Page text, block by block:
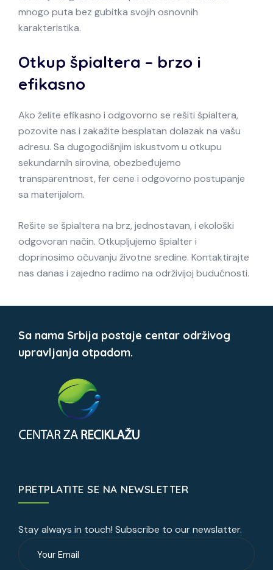
mnogo puta bez gubitka svojih osnovnih
karakteristika.
Otkup špialtera – brzo i
efikasno
Ako želite efikasno i odgovorno se rešiti špialtera,
pozovite nas i zakažite besplatan dolazak na vašu
adresu. Sa dugogodišnjim iskustvom u otkupu
sekundarnih sirovina, obezbeđujemo
transparentnost, fer cene i odgovorno postupanje
sa materijalom.
Rešite se špialtera na brz, jednostavan, i ekološki
odgovoran način. Otkupljujemo špialter i
doprinosimo očuvanju životne sredine. Kontaktirajte
nas danas i zajedno radimo na održivijoj budućnosti.
Sa nama Srbija postaje centar održivog
upravljanja otpadom.
PRETPLATITE SE NA NEWSLETTER
Stay always in touch! Subscribe to our newslatter.